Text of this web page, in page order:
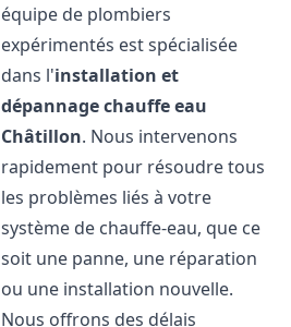
équipe de plombiers
expérimentés est spécialisée
dans l'installation et
dépannage chauffe eau
Châtillon. Nous intervenons
rapidement pour résoudre tous
les problèmes liés à votre
système de chauffe-eau, que ce
soit une panne, une réparation
ou une installation nouvelle.
Nous offrons des délais